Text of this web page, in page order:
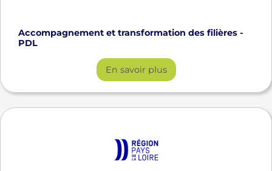
Accompagnement et transformation des filières -
PDL
En savoir plus